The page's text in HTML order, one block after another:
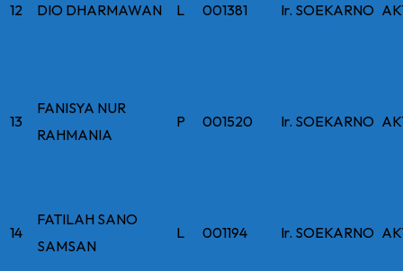
12 DIO DHARMAWAN L 001381 Ir. SOEKARNO
13
FANISYA NUR
RAHMANIA
P 001520 Ir. SOEKARNO
14
FATILAH SANO
SAMSAN
L 001194 Ir. SOEKARNO